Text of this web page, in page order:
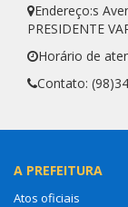
Endereço:s
PRESIDENTE
Horário de
Contato:
A PREFEITURA
Atos oficiais